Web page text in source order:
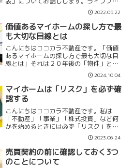
ンとは「子供を何人欲しいとか」「マイ
ホームはいつ購入しようか」「マイカー
はいつ購入しようか」「家族旅行はどう
しようか」「子供の教育は...
2022.05.22
価値あるマイホームの探し方で最
も大切な目線とは
こんにちはココカラ不動産です。「価値
あるマイホームの探し方で最も大切な目
線とは」それは２０年後の「物件」と
「周辺環境」がどのような状況になって
いるかを想像することが一番大切な目線
だと思っています。【物件】その戸建て
やマンションの２０年後を想...
2024.10.04
マイホームは「リスク」を必ず確
認する
こんにちはココカラ不動産です。私は
「不動産」「事業」「株式投資」など何
かを始めるときには必ず「リスク」を一
番最初に考えます。そして、最悪のスト
ーリーと最大の損失を想定して、受け入
れられると判断したときに取り掛かりま
す。マイホームの購入にもリ...
2023.06.24
売買契約の前に確認しておく3つ
のことについて